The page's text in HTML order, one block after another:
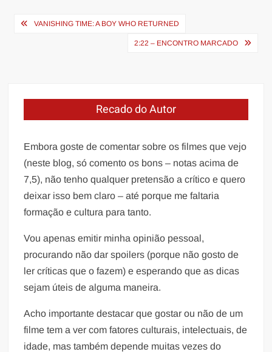
Navegação
VANISHING TIME: A BOY WHO RETURNED
2:22 – ENCONTRO MARCADO
Recado do Autor
Embora goste de comentar sobre os filmes que vejo
(neste blog, só comento os bons – notas acima de
7,5), não tenho qualquer pretensão a crítico e quero
deixar isso bem claro – até porque me faltaria
formação e cultura para tanto.
Vou apenas emitir minha opinião pessoal,
procurando não dar spoilers (porque não gosto de
ler críticas que o fazem) e esperando que as dicas
sejam úteis de alguma maneira.
Acho importante destacar que gostar ou não de um
filme tem a ver com fatores culturais, intelectuais, de
idade, mas também depende muitas vezes do